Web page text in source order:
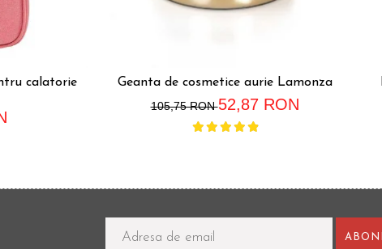
calatorie
Geanta de cosmetice aurie Lamonza
105,75 RON52,87 RON